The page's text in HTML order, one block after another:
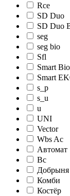
Rce
SD Duo
SD Duo
seg
seg bio
Sfl
Smart Bio
Smart
s_p
s_u
u
UNI
Vector
Wbs Ac
Автомат
Вс
Добрыня
Комби
Костёр